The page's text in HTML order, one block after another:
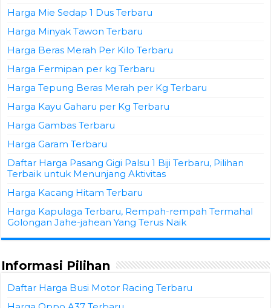
Harga Mie Sedap 1 Dus Terbaru
Harga Minyak Tawon Terbaru
Harga Beras Merah Per Kilo Terbaru
Harga Fermipan per kg Terbaru
Harga Tepung Beras Merah per Kg Terbaru
Harga Kayu Gaharu per Kg Terbaru
Harga Gambas Terbaru
Harga Garam Terbaru
Daftar Harga Pasang Gigi Palsu 1 Biji Terbaru, Pilihan
Terbaik untuk Menunjang Aktivitas
Harga Kacang Hitam Terbaru
Harga Kapulaga Terbaru, Rempah-rempah Termahal
Golongan Jahe-jahean Yang Terus Naik
Informasi Pilihan
Daftar Harga Busi Motor Racing Terbaru